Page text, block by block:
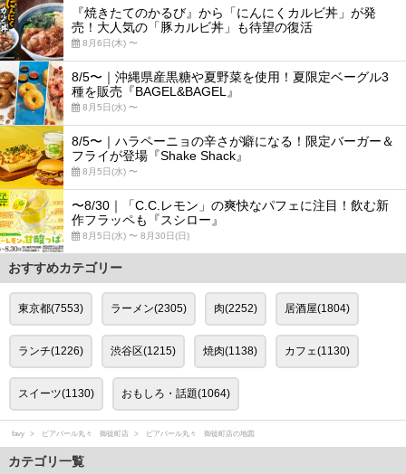
『焼きたてのかるび』から「にんにくカルビ丼」が発
売！大人気の「豚カルビ丼」も待望の復活
8月6日(木) 〜
8/5〜｜沖縄県産黒糖や夏野菜を使用！夏限定ベーグル3
種を販売『BAGEL&BAGEL』
8月5日(水) 〜
8/5〜｜ハラペーニョの辛さが癖になる！限定バーガー＆
フライが登場『Shake Shack』
8月5日(水) 〜
〜8/30｜「C.C.レモン」の爽快なパフェに注目！飲む新
作フラッペも『スシロー』
8月5日(水) 〜 8月30日(日)
おすすめカテゴリー
東京都(7553) ラーメン(2305) 肉(2252) 居酒屋(1804)
ランチ(1226) 渋谷区(1215) 焼肉(1138) カフェ(1130)
スイーツ(1130) おもしろ・話題(1064)
favy ビアバール丸々 御徒町店 ビアバール丸々 御徒町店の地図
カテゴリ一覧